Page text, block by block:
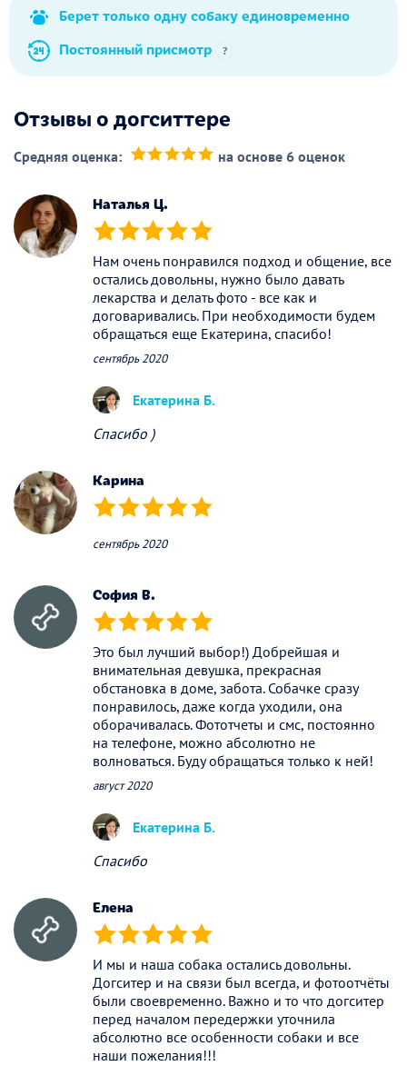
Берет только одну собаку единовременно
Постоянный присмотр
?
Отзывы о догситтере
Средняя оценка: на основе 6 оценок
Наталья Ц.
(*) (*) (*) (*) (*)
Нам очень понравился подход и общение, все
остались довольны, нужно было давать
лекарства и делать фото - все как и
договаривались. При необходимости будем
обращаться еще Екатерина, спасибо!
сентябрь 2020
Екатерина Б.
Спасибо )
Карина
(*) (*) (*) (*) (*)
сентябрь 2020
София В.
(*) (*) (*) (*) (*)
Это был лучший выбор!) Добрейшая и
внимательная девушка, прекрасная
обстановка в доме, забота. Собачке сразу
понравилось, даже когда уходили, она
оборачивалась. Фототчеты и смс, постоянно
на телефоне, можно абсолютно не
волноваться. Буду обращаться только к ней!
август 2020
Екатерина Б.
Спасибо
Елена
(*) (*) (*) (*) (*)
И мы и наша собака остались довольны.
Догситер и на связи был всегда, и фотоотчёты
были своевременно. Важно и то что догситер
перед началом передержки уточнила
абсолютно все особенности собаки и все
наши пожелания!!!